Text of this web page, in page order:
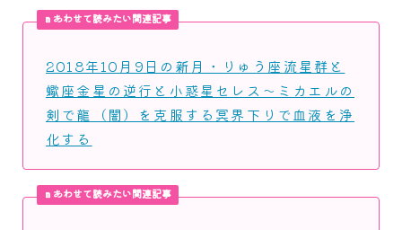
あわせて読みたい関連記事
2018年10月9日の新月・りゅう座流星群と
蠍座金星の逆行と小惑星セレス～ミカエルの
剣で龍（闇）を克服する冥界下りで血液を浄
化する
あわせて読みたい関連記事